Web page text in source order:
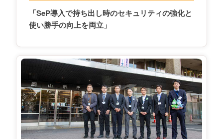
「SeP導入で持ち出し時のセキュリティの強化と
使い勝手の向上を両立」